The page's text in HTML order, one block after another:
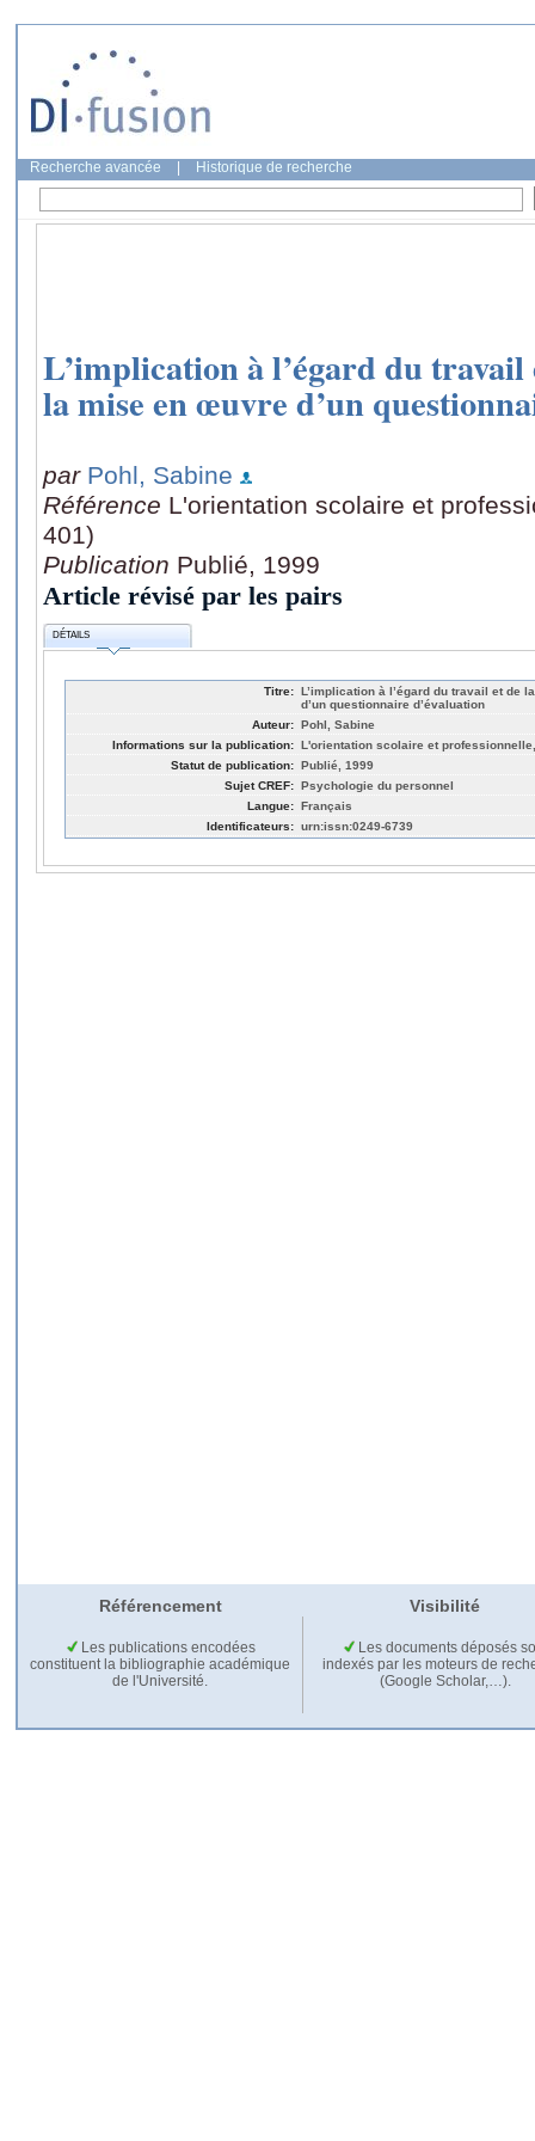
Recherche avancée Historique de recherche
L’implication à l’égard du
la mise en œuvre d’un
par Pohl, Sabine
Référence L'orientation scolaire et
401)
Publication Publié, 1999
Article révisé par les pairs
DÉTAILS
Titre: L’implication à l’égard du travail et de
d’un questionnaire d’évaluation
Auteur: Pohl, Sabine
Informations sur la publication: L'orientation scolaire et
Statut de publication: Publié, 1999
Sujet CREF: Psychologie du personnel
Langue: Français
Identificateurs: urn:issn:0249-6739
Référencement Visibilité
Les publications encodées
constituent la bibliographie académique
de l'Université.
Les documents déposés
indexés par les moteurs de
(Google Scholar,…).